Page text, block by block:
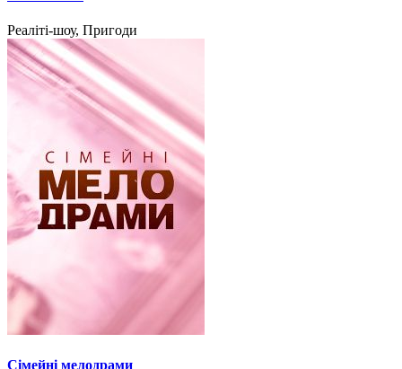
Реаліті-шоу, Пригоди
Сімейні мелодрами